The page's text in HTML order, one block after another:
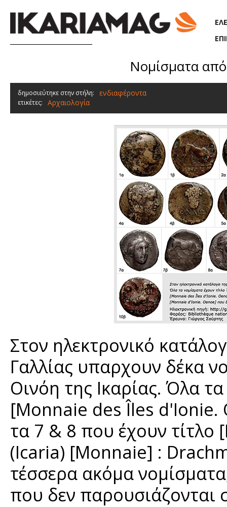
Νομίσματα από
δημοσιεύτηκε στην στήλη: ενδιαφέροντα
ετικέτες: Αρχαιολογία
Στον ηλεκτρονικό
Γαλλίας υπαρχουν δέκα
Οινόη της Ικαρίας. Όλα
[Monnaie des Îles d'Ionie.
τα 7 & 8 που έχουν
(Icaria) [Monnaie] :
τέσσερα ακόμα
που δεν παρουσιάζονται